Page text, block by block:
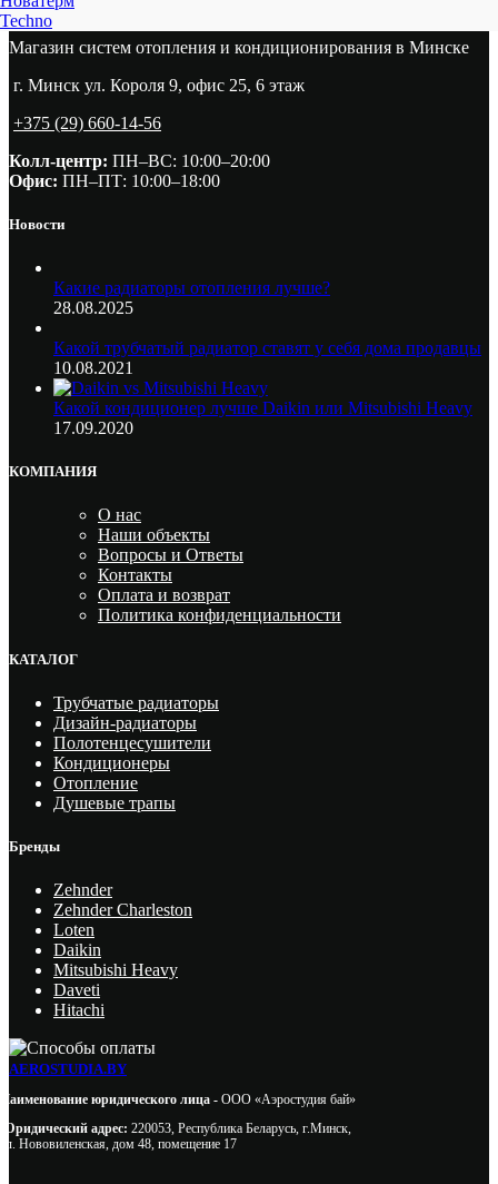
Techno
Магазин систем отопления и кондиционирования в Минске
г. Минск ул. Короля 9, офис 25, 6 этаж
+375 (29) 660-14-56
Колл-центр: ПН–ВС: 10:00–20:00​
Офис: ПН–ПТ: 10:00–18:00
Новости
Какие радиаторы отопления лучше?
28.08.2025
Какой трубчатый радиатор ставят у себя дома продавцы
10.08.2021
Какой кондиционер лучше Daikin или Mitsubishi Heavy
17.09.2020
КОМПАНИЯ
О нас
Наши объекты
Вопросы и Ответы
Контакты
Оплата и возврат
Политика конфиденциальности
КАТАЛОГ
Трубчатые радиаторы
Дизайн-радиаторы
Полотенцесушители
Кондиционеры
Отопление
Душевые трапы
Бренды
Zehnder
Zehnder Charleston
Loten
Daikin
Mitsubishi Heavy
Daveti
Hitachi
AEROSTUDIA.BY
Наименование юридического лица - ООО «Аэростудия бай»
Юридический адрес: 220053, Республика Беларусь, г.Минск,
ул. Нововиленская, дом 48, помещение 17